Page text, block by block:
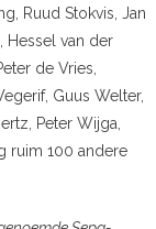
Ruud Stokvis, Jan
Hessel van der
de Vries,
Guus Welter,
Peter Wijga,
ruim 100 andere